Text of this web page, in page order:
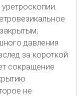
давления
за короткой
сокращение
не